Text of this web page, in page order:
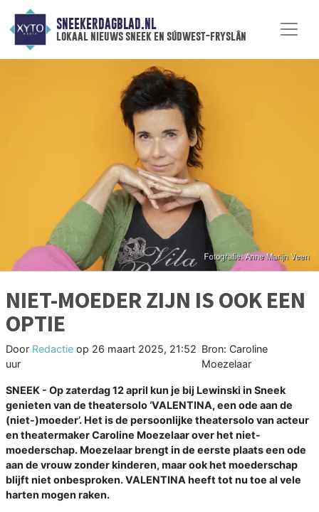
SNEEKERDAGBLAD.NL
lokaal nieuws sneek en súdwest-fryslân
NIET-MOEDER ZIJN IS OOK EEN
OPTIE
Door Redactie op 26 maart 2025, 21:52
uur
Bron: Caroline
Moezelaar
SNEEK - Op zaterdag 12 april kun je bij Lewinski in Sneek
genieten van de theatersolo ‘VALENTINA, een ode aan de
(niet-)moeder’. Het is de persoonlijke theatersolo van acteur
en theatermaker Caroline Moezelaar over het niet-
moederschap. Moezelaar brengt in de eerste plaats een ode
aan de vrouw zonder kinderen, maar ook het moederschap
blijft niet onbesproken. VALENTINA heeft tot nu toe al vele
harten mogen raken.